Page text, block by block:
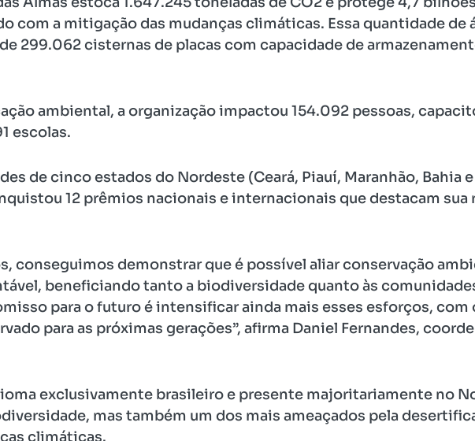
com a mitigação das mudanças climáticas. Essa quantidade de
299.062 cisternas de placas com capacidade de
ambiental, a organização impactou 154.092 pessoas,
escolas.
de cinco estados do Nordeste (Ceará, Piauí, Maranhão, Bahia
12 prêmios nacionais e internacionais que destacam sua
conseguimos demonstrar que é possível aliar conservação
beneficiando tanto a biodiversidade quanto às
para o futuro é intensificar ainda mais esses esforços,
para as próximas gerações”, afirma Daniel Fernandes,
exclusivamente brasileiro e presente majoritariamente no
mas também um dos mais ameaçados pela
climáticas.